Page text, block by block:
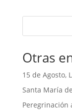
Otras
15 de Agosto,
Santa María
Peregrinación